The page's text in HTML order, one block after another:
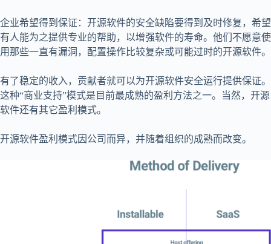
企业希望得到保证：开源软件的安全缺陷要得到及时修复，希望
有人能为之提供专业的帮助，以增强软件的寿命。他们不愿意使
用那些一直有漏洞，配置操作比较复杂或可能过时的开源软件。
有了稳定的收入，贡献者就可以为开源软件安全运行提供保证。
这种“商业支持”模式是目前最成熟的盈利方法之一。当然，开源
软件还有其它盈利模式。
开源软件盈利模式因公司而异，并随着组织的成熟而改变。